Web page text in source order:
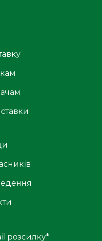
розсилку*